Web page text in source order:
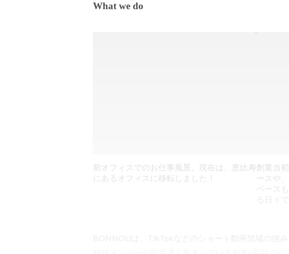
What we do
前オフィスでのお仕事風景。現在は、恵比寿
にあるオフィスに移転しました！
創業当
ースや
ペース
る日々
BONNOUは、TikTokなどのショート動画領域の強